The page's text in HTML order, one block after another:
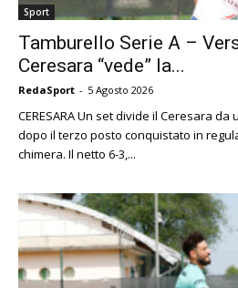
Sport
Tamburello Serie A –
Ceresara “vede” la...
RedaSport - 5 Agosto 2026
CERESARA Un set divide il Ceresara
dopo il terzo posto conquistato in
chimera. Il netto 6-3,...